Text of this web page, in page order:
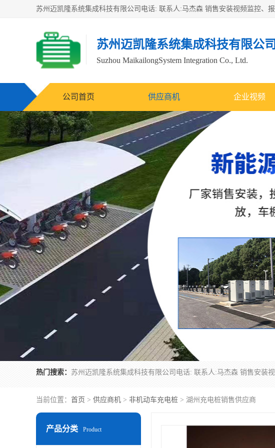
苏州迈凯隆系统集成科技有限公司
Suzhou MaikailongSystem Integration Co., Ltd.
公司首页 供应商机 企业视频
热门搜索：
当前位置： 首页 > 供应商机 > 非机动车充电桩 > 湖州充电桩销售供应商
产品分类 Product